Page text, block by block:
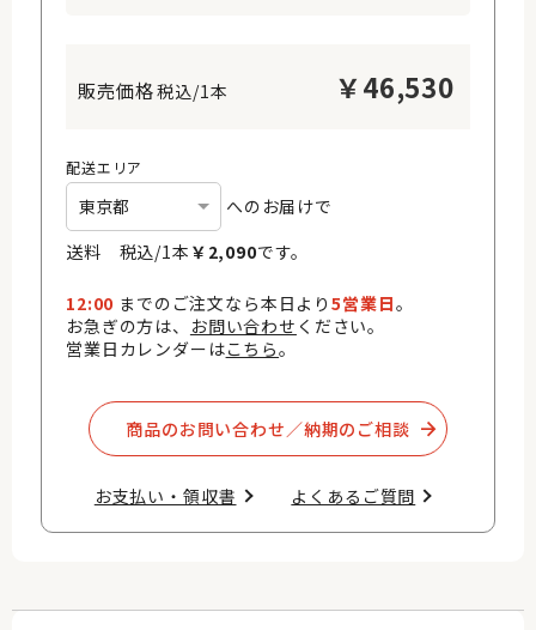
税込/1本 ￥46,530
配送エリア
へのお届けで
送料 税込/1本 ￥ 2,090です。
12:00 までのご注文なら本日より5営業日。
お急ぎの方は、 お問い合わせ ください。
営業日カレンダーはこちら。
商品のお問い合わせ／納期のご相談​
お支払い・領収書​ よくあるご質問​